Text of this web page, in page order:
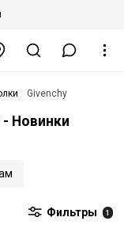
Givenchy
Новинки
Фильтры 1